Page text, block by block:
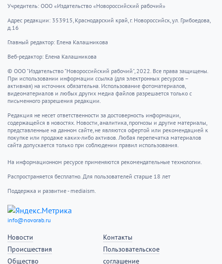
Учредитель: ООО «Издательство «Новороссийский рабочий»
Адрес редакции: 353915, Краснодарский край, г. Новороссийск, ул. Грибоедова,
д.16
Главный редактор: Елена Калашникова
Веб-редактор: Елена Калашникова
© ООО "Издательство "Новороссийский рабочий", 2022. Все права защищены.
При использовании информации ссылка (для электронных ресурсов –
активная) на источник обязательна. Использование фотоматериалов,
видеоматериалов и любых других медиа файлов разрешается только с
письменного разрешения редакции.
Редакция не несет ответственности за достоверность информации,
содержащейся в новостях. Новости, аналитика, прогнозы и другие материалы,
представленные на данном сайте, не являются офертой или рекомендацией к
покупке или продаже каких-либо активов. Любая перепечатка материалов
сайта допускается только при соблюдении правил использования.
На информационном ресурсе применяются рекомендательные технологии.
Распространяется бесплатно. Для пользователей старше 18 лет
Поддержка и развитие - mediaism.
info@novorab.ru
Новости
Происшествия
Общество
Контакты
Пользовательское
соглашение